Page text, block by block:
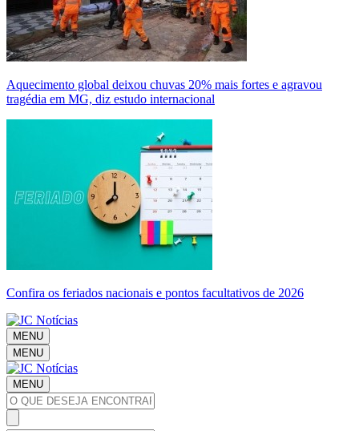
Aquecimento global deixou chuvas 20% mais fortes e agravou
tragédia em MG, diz estudo internacional
Confira os feriados nacionais e pontos facultativos de 2026
MENU
MENU
MENU